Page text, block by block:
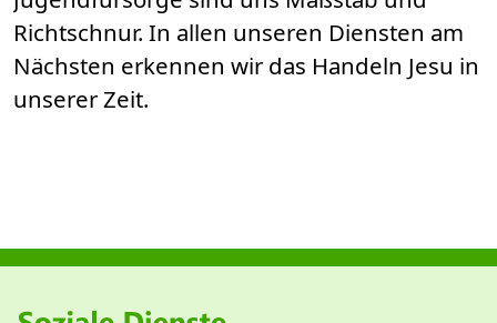
Richtschnur. In allen unseren Diensten am
Nächsten erkennen wir das Handeln Jesu in
unserer Zeit.